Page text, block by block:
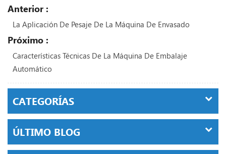
Anterior :
La Aplicación De Pesaje De La Máquina De Envasado
Próximo :
Características Técnicas De La Máquina De Embalaje
Automático
CATEGORÍAS
ÚLTIMO BLOG